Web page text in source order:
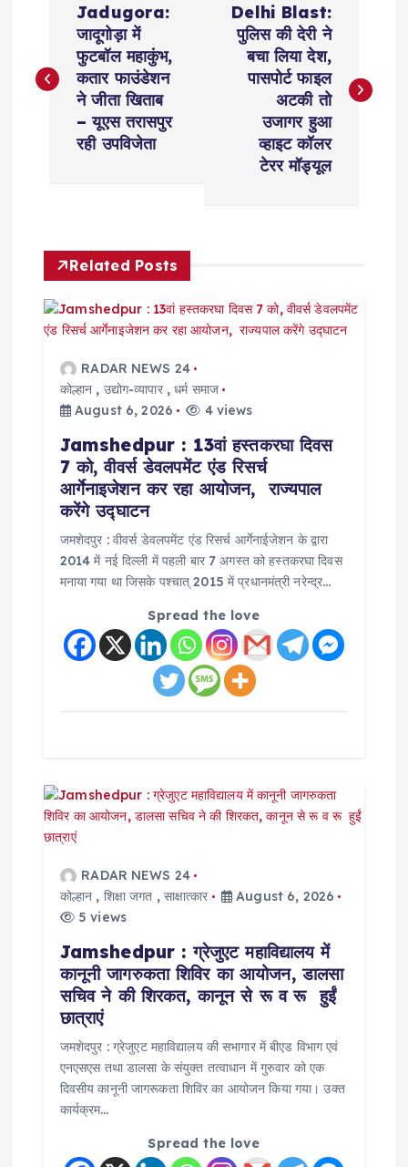
s
v
Jadugora:
जादूगोड़ा में
फुटबॉल महाकुंभ,
कतार फाउंडेशन
ने जीता खिताब
– यूएस तरासपुर
रही उपविजेता
Delhi Blast:
पुलिस की देरी ने
बचा लिया देश,
पासपोर्ट फाइल
अटकी तो
उजागर हुआ
व्हाइट कॉलर
टेरर मॉड्यूल
Related Posts
RADAR NEWS 24
कोल्हान , उद्योग-व्यापार,धर्म समाज
August 6, 2026
4 views
Jamshedpur : 13वां हस्तकरघा दिवस
7 को, वीवर्स डेवलपमेंट एंड रिसर्च
आर्गेनाइजेशन कर रहा आयोजन, राज्यपाल
करेंगे उद्घाटन
जमशेदपुर : वीवर्स डेवलपमेंट एंड रिसर्च आर्गेनाईजेशन के द्वारा
2014 में नई दिल्ली में पहली बार 7 अगस्त को हस्तकरघा दिवस
मनाया गया था जिसके पश्चात् 2015 में प्रधानमंत्री नरेन्द्र…
Spread the love
RADAR NEWS 24
कोल्हान , शिक्षा जगत , साक्षात्कार
August 6, 2026
5 views
Jamshedpur : ग्रेजुएट महाविद्यालय में
कानूनी जागरुकता शिविर का आयोजन, डालसा
सचिव ने की शिरकत, कानून से रू व रू हुईं
छात्राएं
जमशेदपुर : ग्रेजुएट महाविद्यालय की सभागार में बीएड विभाग एवं
एनएसएस तथा डालसा के संयुक्त तत्वाधान में गुरुवार को एक
दिवसीय कानूनी जागरूकता शिविर का आयोजन किया गया। उक्त
कार्यक्रम…
Spread the love